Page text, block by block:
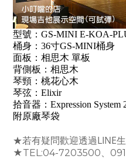
型號：GS-MINI E-KOA-
桶身：36寸GS-MINI桶身
面板：相思木 單板
背側板：相思木
琴頸：桃花心木
琴弦：Elixir
拾音器：Expression System
附原廠琴袋
★若有疑問歡迎透過LINE
★TEL:04-7203500、